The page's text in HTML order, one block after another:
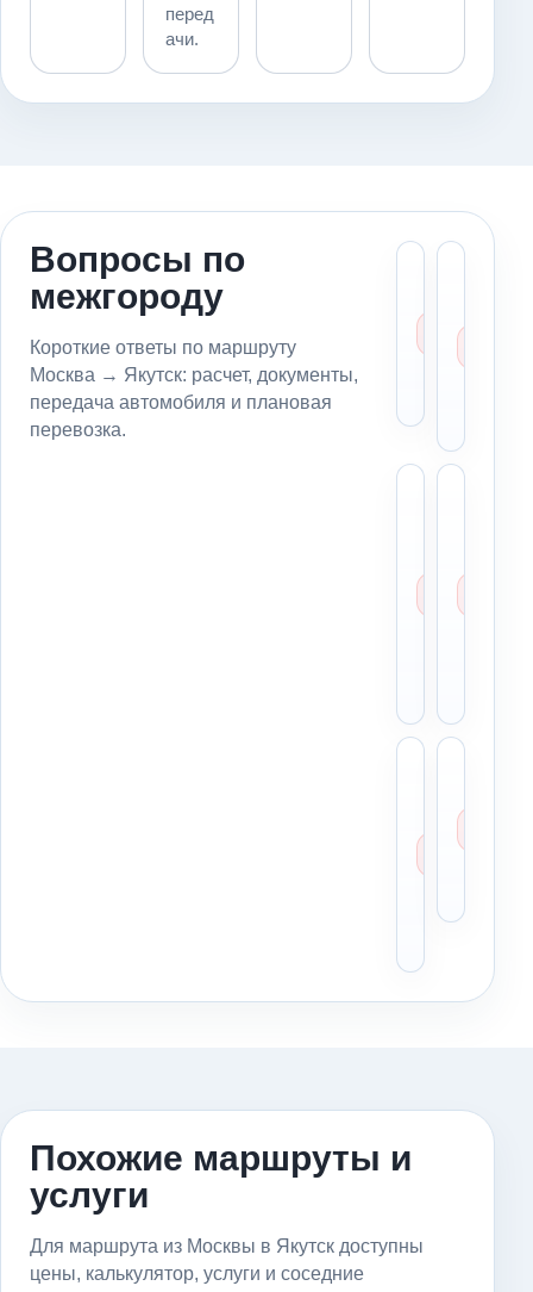
перед
ачи.
Вопросы по
межгороду
Короткие ответы по маршруту
Москва → Якутск: расчет, документы,
передача автомобиля и плановая
перевозка.
для
в
Похожие маршруты и
услуги
Для маршрута из Москвы в Якутск доступны
цены, калькулятор, услуги и соседние